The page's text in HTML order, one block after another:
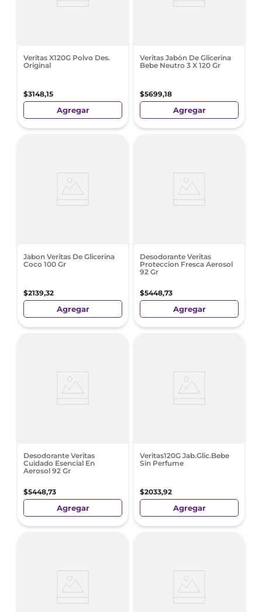
Veritas X120G Polvo Des.
Original
$3148,15
Agregar
Veritas Jabón De Glicerina
Bebe Neutro 3 X 120 Gr
$5699,18
Agregar
Jabon Veritas De Glicerina
Coco 100 Gr
$2139,32
Agregar
Desodorante Veritas
Proteccion Fresca Aerosol
92 Gr
$5448,73
Agregar
Desodorante Veritas
Cuidado Esencial En
Aerosol 92 Gr
$5448,73
Agregar
Veritas120G Jab.Glic.Bebe
Sin Perfume
$2033,92
Agregar